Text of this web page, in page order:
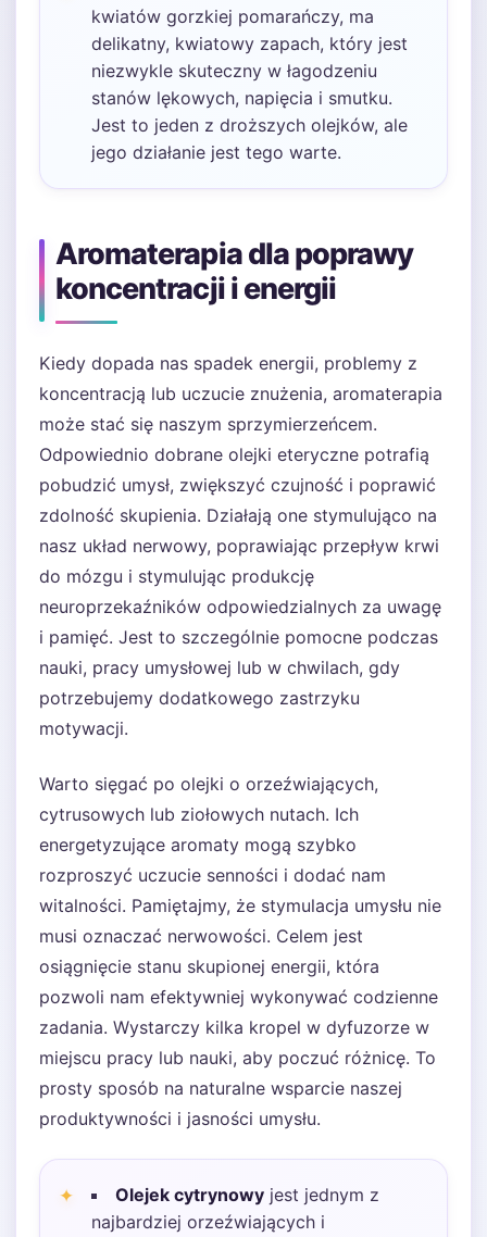
kwiatów gorzkiej pomarańczy, ma
delikatny, kwiatowy zapach, który jest
niezwykle skuteczny w łagodzeniu
stanów lękowych, napięcia i smutku.
Jest to jeden z droższych olejków, ale
jego działanie jest tego warte.
Aromaterapia dla poprawy
koncentracji i energii
Kiedy dopada nas spadek energii, problemy z
koncentracją lub uczucie znużenia, aromaterapia
może stać się naszym sprzymierzeńcem.
Odpowiednio dobrane olejki eteryczne potrafią
pobudzić umysł, zwiększyć czujność i poprawić
zdolność skupienia. Działają one stymulująco na
nasz układ nerwowy, poprawiając przepływ krwi
do mózgu i stymulując produkcję
neuroprzekaźników odpowiedzialnych za uwagę
i pamięć. Jest to szczególnie pomocne podczas
nauki, pracy umysłowej lub w chwilach, gdy
potrzebujemy dodatkowego zastrzyku
motywacji.
Warto sięgać po olejki o orzeźwiających,
cytrusowych lub ziołowych nutach. Ich
energetyzujące aromaty mogą szybko
rozproszyć uczucie senności i dodać nam
witalności. Pamiętajmy, że stymulacja umysłu nie
musi oznaczać nerwowości. Celem jest
osiągnięcie stanu skupionej energii, która
pozwoli nam efektywniej wykonywać codzienne
zadania. Wystarczy kilka kropel w dyfuzorze w
miejscu pracy lub nauki, aby poczuć różnicę. To
prosty sposób na naturalne wsparcie naszej
produktywności i jasności umysłu.
Olejek cytrynowy jest jednym z
najbardziej orzeźwiających i